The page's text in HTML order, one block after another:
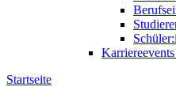
Startseite